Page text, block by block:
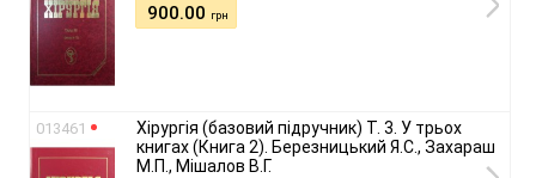
900.00 грн
013461
Хірургія (базовий підручник) Т. 3. У трьох
книгах (Книга 2). Березницький Я.С., Захараш
М.П., Мішалов В.Г.